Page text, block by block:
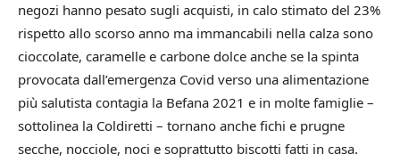
negozi hanno pesato sugli acquisti, in calo stimato del 23%
rispetto allo scorso anno ma immancabili nella calza sono
cioccolate, caramelle e carbone dolce anche se la spinta
provocata dall’emergenza Covid verso una alimentazione
più salutista contagia la Befana 2021 e in molte famiglie –
sottolinea la Coldiretti – tornano anche fichi e prugne
secche, nocciole, noci e soprattutto biscotti fatti in casa.